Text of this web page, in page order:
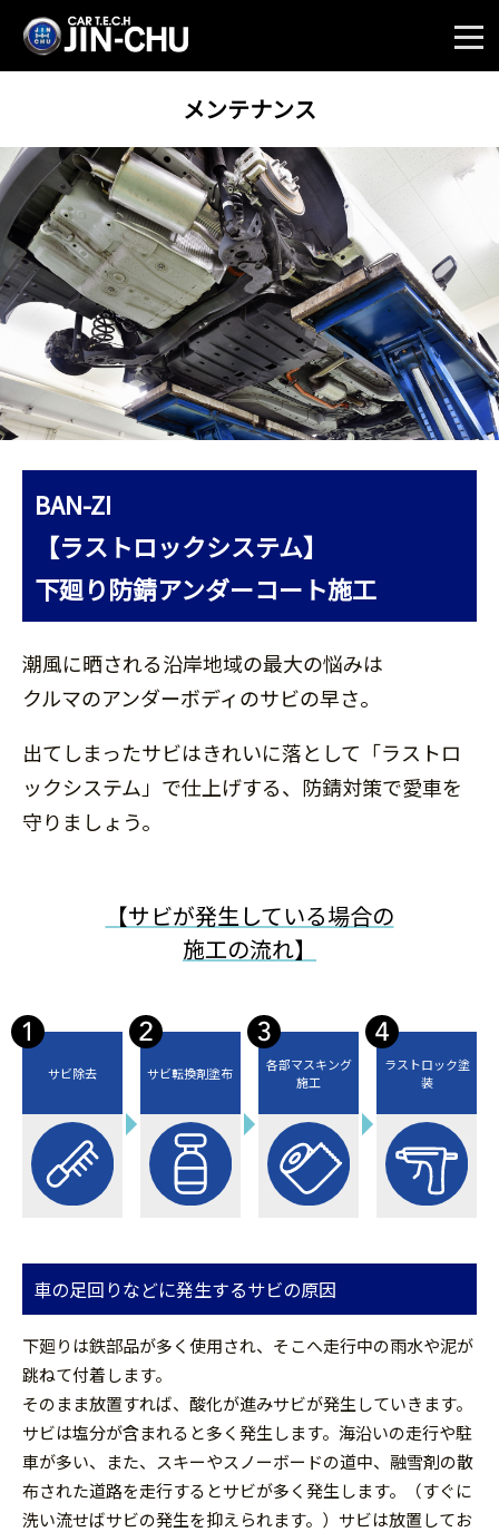
メンテナンス
BAN-ZI
【ラストロックシステム】
下廻り防錆アンダーコート施工
潮風に晒される沿岸地域の最大の悩みは
クルマのアンダーボディのサビの早さ。
出てしまったサビはきれいに落として「ラストロ
ックシステム」で仕上げする、防錆対策で愛車を
守りましょう。
【サビが発生している場合の
施工の流れ】
サビ除去 サビ転換剤塗布
各部マスキング
施工
ラストロック塗
装
車の足回りなどに発生するサビの原因
下廻りは鉄部品が多く使用され、そこへ走行中の雨水や泥が
跳ねて付着します。
そのまま放置すれば、酸化が進みサビが発生していきます。
サビは塩分が含まれると多く発生します。海沿いの走行や駐
車が多い、また、スキーやスノーボードの道中、融雪剤の散
布された道路を走行するとサビが多く発生します。（すぐに
洗い流せばサビの発生を抑えられます。）サビは放置してお